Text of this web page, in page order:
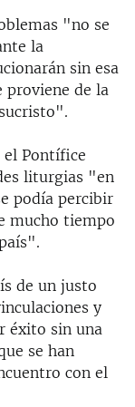
"no se
la
sin esa
de la
el Pontífice
liturgias "en
podía percibir
mucho tiempo
de un justo
y
éxito sin una
se han
con el